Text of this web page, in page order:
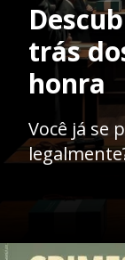
trás
honra
Você já se